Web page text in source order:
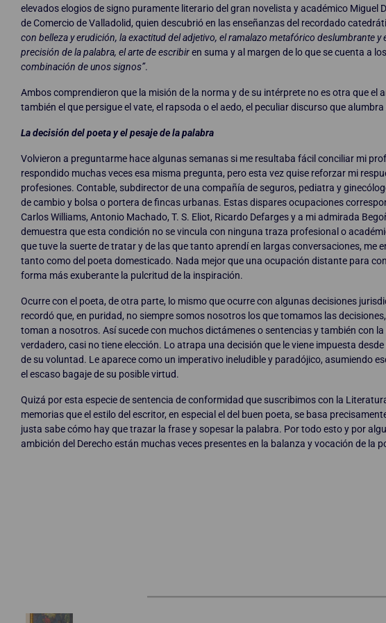
elevados elogios de signo puramente literario del gran novelista y académico Miguel
de Comercio de Valladolid, quien descubrió en las enseñanzas del recordado
con belleza y erudición, la exactitud del adjetivo, el ramalazo metafórico deslumbrante y
precisión de la palabra, el arte de escribiren suma y al margen de lo que se cuenta a
combinación de unos signos”.
Ambos comprendieron que la misión de la norma y de su intérprete no es otra que el
también el que persigue el vate, el rapsoda o el aedo, el peculiar discurso que
La decisión del poeta y el pesaje de la palabra
Volvieron a preguntarme hace algunas semanas si me resultaba fácil conciliar mi
respondido muchas veces esa misma pregunta, pero esta vez quise reforzar mi
profesiones. Contable, subdirector de una compañía de seguros, pediatra y
de cambio y bolsa o portera de fincas urbanas. Estas dispares ocupaciones
Carlos Williams, Antonio Machado, T. S. Eliot, Ricardo Defarges y a mi admirada
demuestra que esta condición no se vincula con ninguna traza profesional o
que tuve la suerte de tratar y de las que tanto aprendí en largas conversaciones, me
tanto como del poeta domesticado. Nada mejor que una ocupación distante para
forma más exuberante la pulcritud de la inspiración.
Ocurre con el poeta, de otra parte, lo mismo que ocurre con algunas decisiones
recordó que, en puridad, no siempre somos nosotros los que tomamos las
toman a nosotros. Así sucede con muchos dictámenes o sentencias y también con
verdadero, casi no tiene elección. Lo atrapa una decisión que le viene impuesta
de su voluntad. Le aparece como un imperativo ineludible y paradójico, asumiendo
el escaso bagaje de su posible virtud.
Quizá por esta especie de sentencia de conformidad que suscribimos con la
memorias que el estilo del escritor, en especial el del buen poeta, se basa
justa sabe cómo hay que trazar la frase y sopesar la palabra. Por todo esto y por
ambición del Derecho están muchas veces presentes en la balanza y vocación de la